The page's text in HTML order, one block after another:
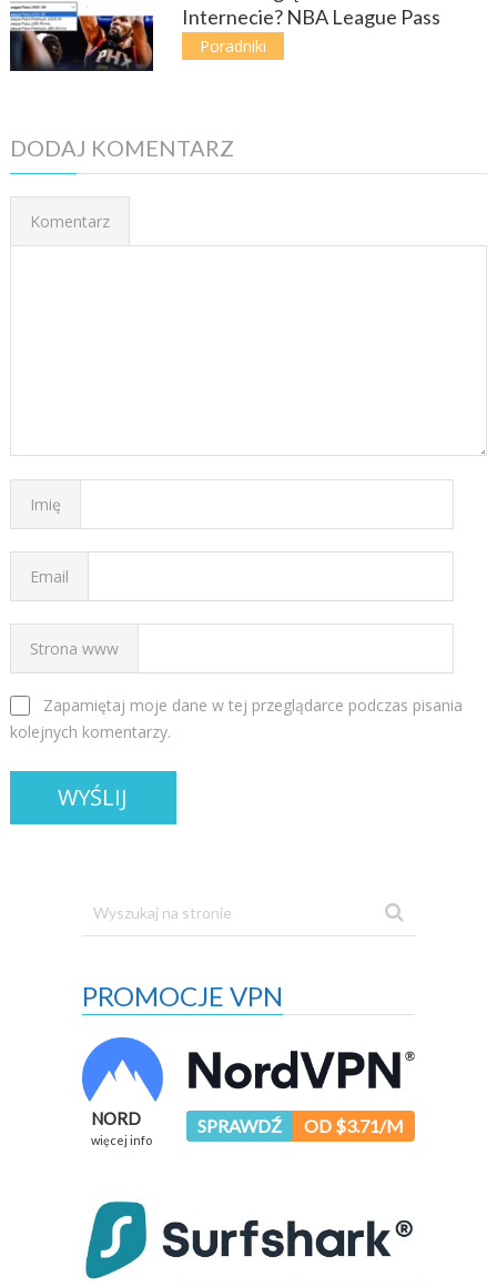
Internecie? NBA League Pass
Poradniki
DODAJ KOMENTARZ
Komentarz
Imię
Email
Strona www
Zapamiętaj moje dane w tej przeglądarce podczas pisania
kolejnych komentarzy.
PROMOCJE VPN
NORD
więcej info
SPRAWDŹ OD $3.71/M